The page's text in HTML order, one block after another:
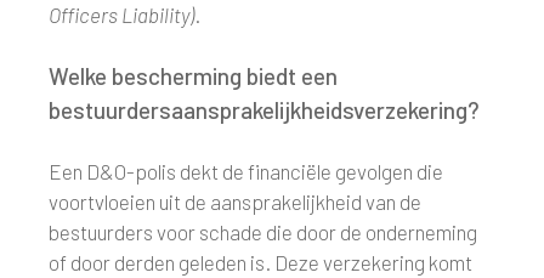
Officers Liability).
Welke bescherming biedt een
bestuurdersaansprakelijkheidsverzekering?
Een D&O-polis dekt de financiële gevolgen die
voortvloeien uit de aansprakelijkheid van de
bestuurders voor schade die door de onderneming
of door derden geleden is. Deze verzekering komt